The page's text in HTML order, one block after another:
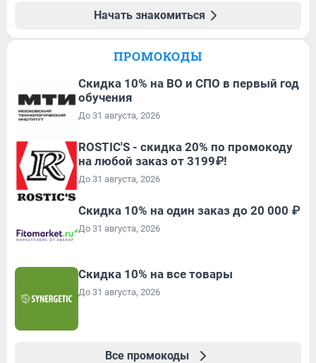
Начать знакомиться
ПРОМОКОДЫ
Скидка 10% на ВО и СПО в первый год
обучения
До 31 августа, 2026
ROSTIC'S - скидка 20% по промокоду
на любой заказ от 3199₽!
До 31 августа, 2026
Скидка 10% на один заказ до 20 000 ₽
До 31 августа, 2026
Скидка 10% на все товары
До 31 августа, 2026
Все промокоды